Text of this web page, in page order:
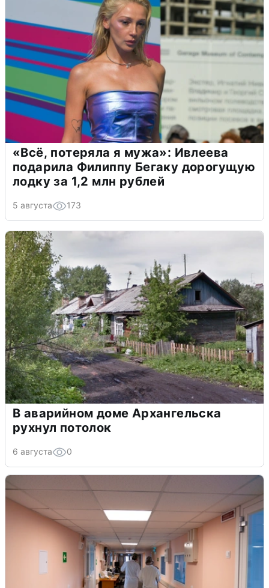
«Всё, потеряла я мужа»: Ивлеева
подарила Филиппу Бегаку дорогущую
лодку за 1,2 млн рублей
5 августа 173
В аварийном доме Архангельска
рухнул потолок
6 августа 0